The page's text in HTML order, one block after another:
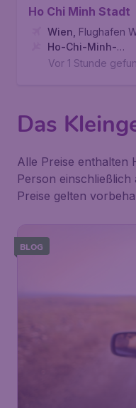
Ho Chi Minh Stadt
Wien Flughafen
Ho-Chi-Minh-
Stadt , Flughafen
Vor 1 Stunde
Das
Alle Preise enthalten
Person einschließlich
Preise gelten
BLOG